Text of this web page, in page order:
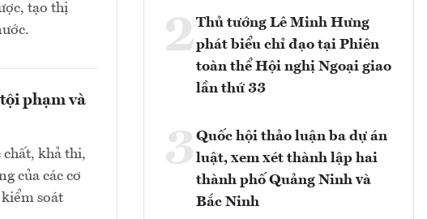
tạo thị
phạm và
chất, khả thi,
của các cơ
soát
2Thủ tướng Lê Minh Hưng
phát biểu chỉ đạo tại Phiên
toàn thể Hội nghị Ngoại giao
lần thứ 33
3 Quốc hội thảo luận ba dự án
luật, xem xét thành lập hai
thành phố Quảng Ninh và
Bắc Ninh